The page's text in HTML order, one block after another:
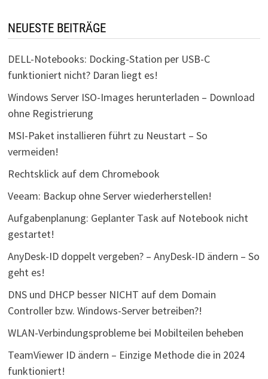
NEUESTE BEITRÄGE
DELL-Notebooks: Docking-Station per USB-C
funktioniert nicht? Daran liegt es!
Windows Server ISO-Images herunterladen – Download
ohne Registrierung
MSI-Paket installieren führt zu Neustart – So
vermeiden!
Rechtsklick auf dem Chromebook
Veeam: Backup ohne Server wiederherstellen!
Aufgabenplanung: Geplanter Task auf Notebook nicht
gestartet!
AnyDesk-ID doppelt vergeben? – AnyDesk-ID ändern – So
geht es!
DNS und DHCP besser NICHT auf dem Domain
Controller bzw. Windows-Server betreiben?!
WLAN-Verbindungsprobleme bei Mobilteilen beheben
TeamViewer ID ändern – Einzige Methode die in 2024
funktioniert!